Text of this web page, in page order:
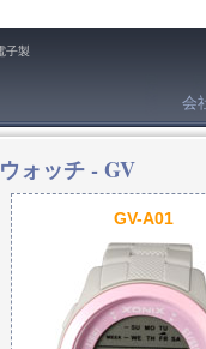
子製
会
ウォッチ - GV
GV-A01